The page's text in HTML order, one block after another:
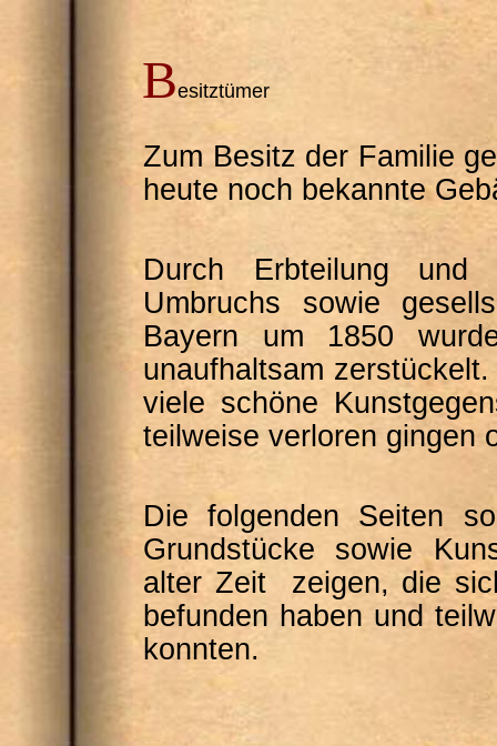
Besitztümer
Zum Besitz der Familie
heute noch bekannte
Durch Erbteilung
Umbruchs sowie
Bayern um 1850
unaufhaltsam
viele schöne
teilweise verloren gingen
Die folgenden Seiten
Grundstücke sowie
alter Zeit zeigen, die
befunden haben und
konnten.